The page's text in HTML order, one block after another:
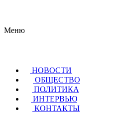
Меню
НОВОСТИ
ОБЩЕСТВО
ПОЛИТИКА
ИНТЕРВЬЮ
КОНТАКТЫ